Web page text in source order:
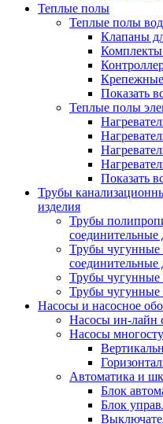
Теплые полы
Теплые полы
Клапаны
Комплекты
Крепежные
Показать
Теплые полы
Показать
Трубы
изделия
Трубы
соединительные
Трубы чугунные
соединительные
Трубы
Трубы чугунные
Насосы и насосное
Насосы ин-лайн
Насосы
Автоматика и
Блок
Блок